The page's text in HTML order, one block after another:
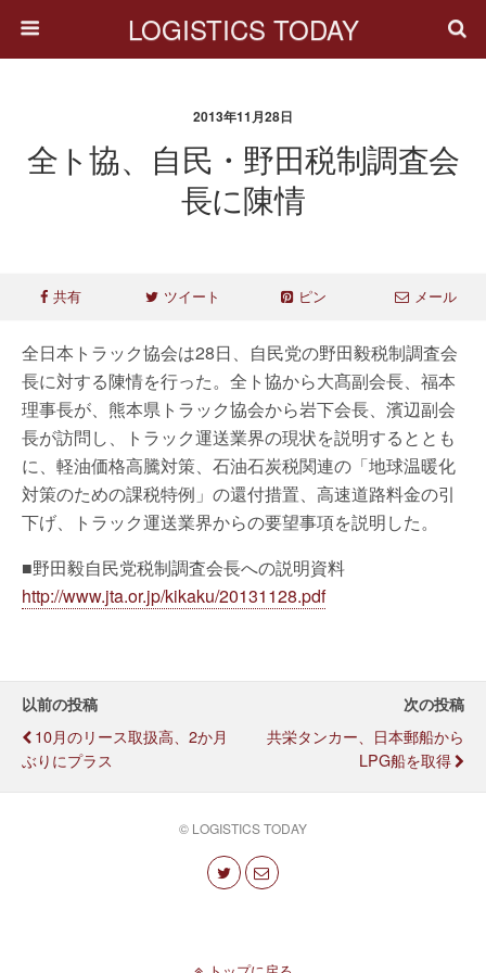
LOGISTICS TODAY
2013年11月28日
全ト協、自民・野田税制調査会
長に陳情
共有 ツイート ピン メール
全日本トラック協会は28日、自民党の野田毅税制調査会
長に対する陳情を行った。全ト協から大髙副会長、福本
理事長が、熊本県トラック協会から岩下会長、濱辺副会
長が訪問し、トラック運送業界の現状を説明するととも
に、軽油価格高騰対策、石油石炭税関連の「地球温暖化
対策のための課税特例」の還付措置、高速道路料金の引
下げ、トラック運送業界からの要望事項を説明した。
■野田毅自民党税制調査会長への説明資料
http://www.jta.or.jp/kikaku/20131128.pdf
以前の投稿
10月のリース取扱高、2か月
ぶりにプラス
次の投稿
共栄タンカー、日本郵船から
LPG船を取得
© LOGISTICS TODAY